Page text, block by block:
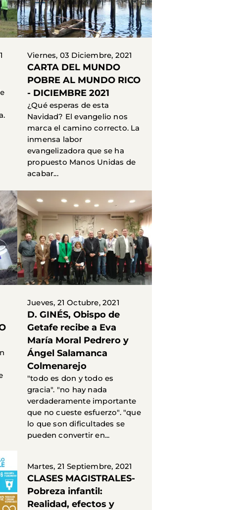
Viernes, 03 Diciembre, 2021
CARTA DEL MUNDO
POBRE AL MUNDO RICO
- DICIEMBRE 2021
¿Qué esperas de esta
Navidad? El evangelio nos
marca el camino correcto. La
inmensa labor
evangelizadora que se ha
propuesto Manos Unidas de
acabar...
Jueves, 21 Octubre, 2021
D. GINÉS, Obispo de
Getafe recibe a Eva
María Moral Pedrero y
Ángel Salamanca
Colmenarejo
"todo es don y todo es
gracia". "no hay nada
verdaderamente importante
que no cueste esfuerzo". "que
lo que son dificultades se
pueden convertir en...
Martes, 21 Septiembre, 2021
CLASES MAGISTRALES-
Pobreza infantil:
Realidad, efectos y